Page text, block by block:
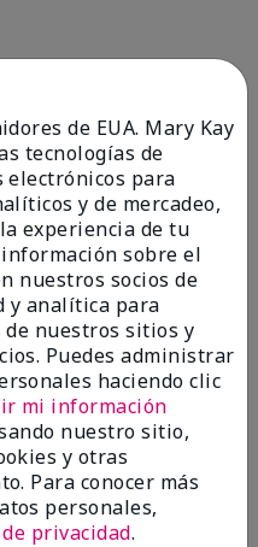
Chromafusion®
to - it goes on very
I think I will
a un amigo
útil esta
de EUA. Mary Kay
tecnologías de
para
y de mercadeo,
experiencia de tu
sobre el
nuestros socios de
y analítica para
de nuestros sitios y
Puedes administrar
haciendo clic
mi información
nuestro sitio,
y otras
Para conocer más
personales,
privacidad.